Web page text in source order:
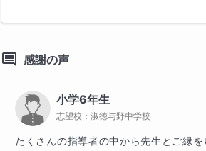
社会構造・思想・経済・宗教など、
私は西洋史研究に携わる中で、この
こそ、大学受験指導では世界史を主
多くの合格者を送り出してきました。
※個別の合格人数記録は保持してお
※毎年、東大クラス／京大・一橋大
も、東京大学・京都大学・一橋大学
数輩出。
※文系クラスの生徒の世界史には、
ています。下記は高3の担任をつと
験）の進学実績の一部です。
感謝の声
小学6年生
志望校： 淑徳与野中学校
たくさんの指導者の中から先生とご縁